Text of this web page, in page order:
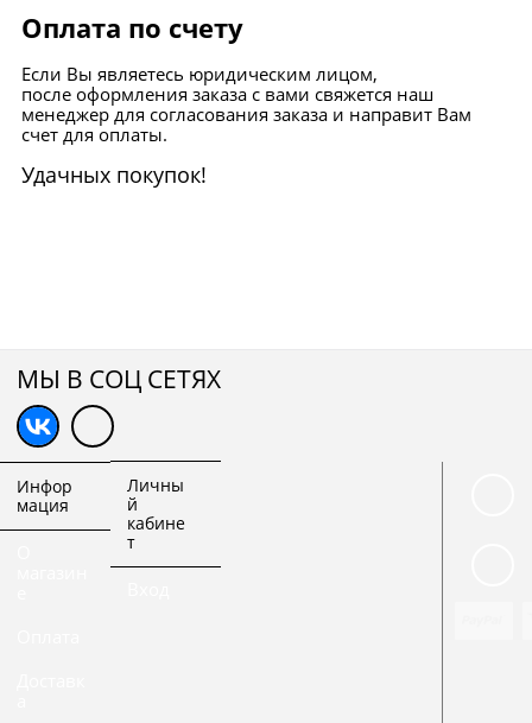
Оплата по счету
Если Вы являетесь юридическим лицом,
после оформления заказа с вами свяжется наш
менеджер для согласования заказа и направит Вам
счет для оплаты.
Удачных покупок!
МЫ В СОЦ СЕТЯХ
Инфор
мация
Личны
й
кабине
т